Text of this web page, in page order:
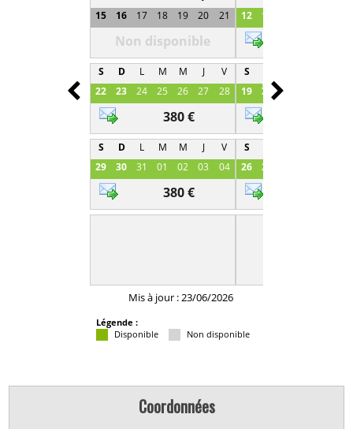
15
16 17 18 19 20 21
Non disponible
S D L M M J
V
22
23 24 25 26 27 28
380 €
S D L M M J
V
29
30 31 01 02 03 04
380 €
12
13
S
19
20 21
S
26
27
Prev Next
Mis à jour : 23/06/2026
Légende :
Disponible
Non disponible
Coordonnées